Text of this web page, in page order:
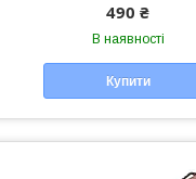
490 ₴
В наявності
Купити